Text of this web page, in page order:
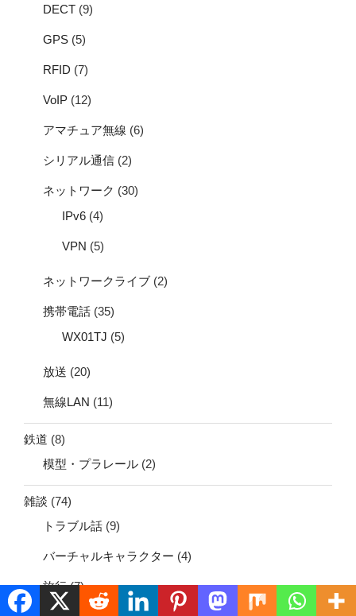
DECT (9)
GPS (5)
RFID (7)
VoIP (12)
アマチュア無線 (6)
シリアル通信 (2)
ネットワーク (30)
IPv6 (4)
VPN (5)
ネットワークライブ (2)
携帯電話 (35)
WX01TJ (5)
放送 (20)
無線LAN (11)
鉄道 (8)
模型・プラレール (2)
雑談 (74)
トラブル話 (9)
バーチャルキャラクター (4)
旅行(7)